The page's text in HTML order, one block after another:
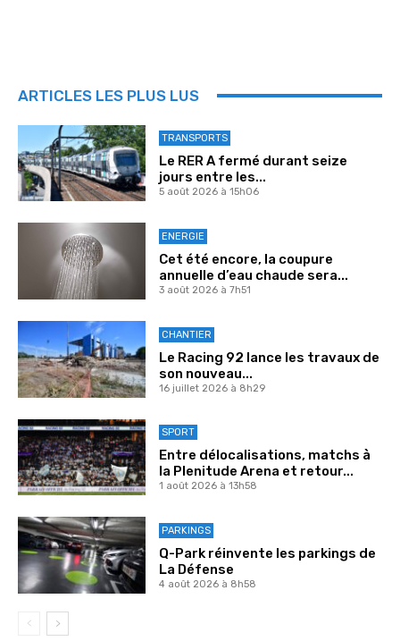
ARTICLES LES PLUS LUS
TRANSPORTS
Le RER A fermé durant seize
jours entre les...
5 août 2026 à 15h06
ENERGIE
Cet été encore, la coupure
annuelle d’eau chaude sera...
3 août 2026 à 7h51
CHANTIER
Le Racing 92 lance les travaux de
son nouveau...
16 juillet 2026 à 8h29
SPORT
Entre délocalisations, matchs à
la Plenitude Arena et retour...
1 août 2026 à 13h58
PARKINGS
Q-Park réinvente les parkings de
La Défense
4 août 2026 à 8h58